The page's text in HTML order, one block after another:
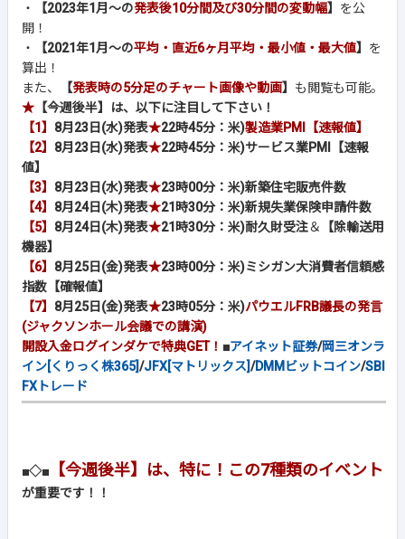
・
【2023年1月～の発表後10分間及び30分間の変動幅】 を公
開！
・
【2021年1月～の平均・直近6ヶ月平均・最小値・最大値】 を
算出！
また、
【発表時の5分足のチャート画像や動画】 も閲覧も可能。
★ 【今週後半】は、以下に注目して下さい！
【1】 8月23日(水)発表★22時45分：米)製造業PMI【速報値】
【2】 8月23日(水)発表★22時45分：米)サービス業PMI【速報
値】
【3】 8月23日(水)発表★23時00分：米)新築住宅販売件数
【4】 8月24日(木)発表★21時30分：米)新規失業保険申請件数
【5】 8月24日(木)発表★21時30分：米)耐久財受注＆
【除輸送用
機器】
【6】 8月25日(金)発表★23時00分：米)ミシガン大消費者信頼感
指数【確報値】
【7】 8月25日(金)発表★23時05分：米)パウエルFRB議長の発言
(ジャクソンホール会議での講演)
開設入金ログインダケで特典GET！ ■アイネット証券/岡三オンラ
イン[くりっく株365]/JFX[マトリックス]/DMMビットコイン/SBI
FXトレード
■◇■ 【今週後半】は、特に！この7種類のイベント
が重要です！！